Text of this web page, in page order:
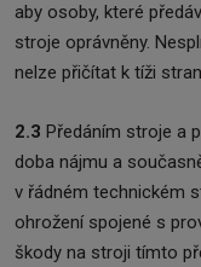
aby osoby, které
stroje oprávněny.
nelze přičítat k tíži
2.3 Předáním stroje a
doba nájmu a
v řádném technickém
ohrožení spojené s
škody na stroji tímto